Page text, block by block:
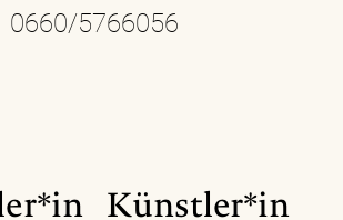
0660/5766056
Künstler*in